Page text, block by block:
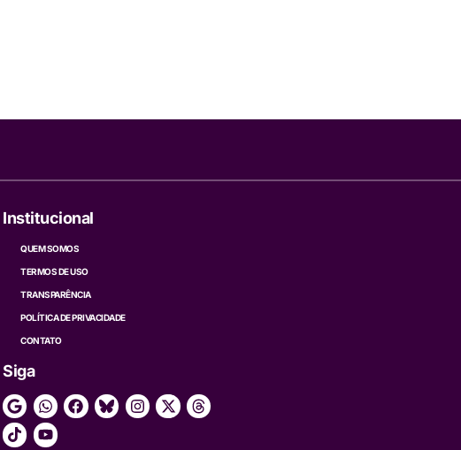
Institucional
QUEM SOMOS
TERMOS DE USO
TRANSPARÊNCIA
POLÍTICA DE PRIVACIDADE
CONTATO
Siga